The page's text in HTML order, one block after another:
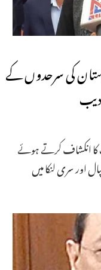
کی سرحدوں کے
انکشاف کرتے ہوئے
اور سری لنکا میں